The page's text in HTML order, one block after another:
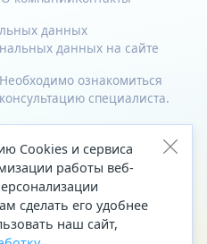
данных
данных на сайте
ознакомиться
специалиста.
19 (вход в здание со стороны
Cookies и сервиса
работы веб-
сделать его удобнее
наш сайт,